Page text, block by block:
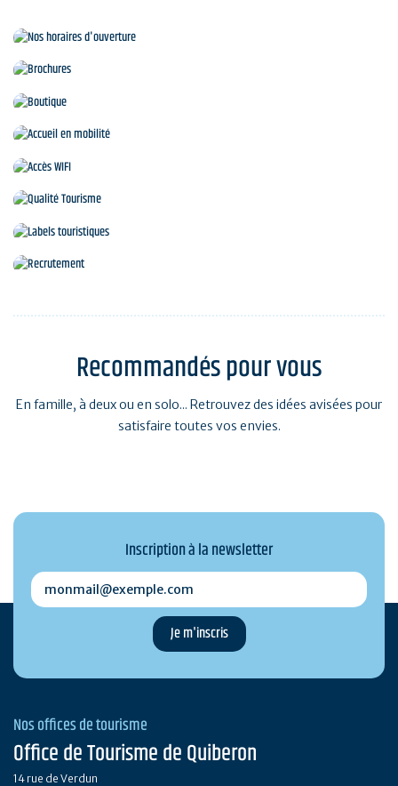
Recommandés pour vous
En famille, à deux ou en solo... Retrouvez des idées avisées pour
satisfaire toutes vos envies.
Inscription à la newsletter
monmail@exemple.com
Nos offices de tourisme
Office de Tourisme de Quiberon
14 rue de Verdun